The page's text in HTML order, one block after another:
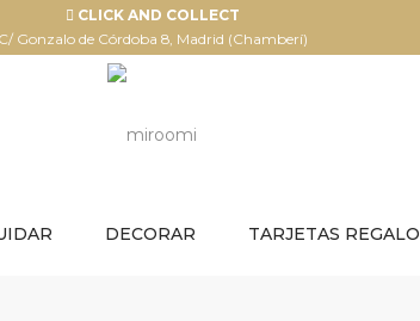
CLICK AND COLLECT
C/ Gonzalo de Córdoba 8, Madrid (Chamberí)
DECORAR TARJETAS REGALO